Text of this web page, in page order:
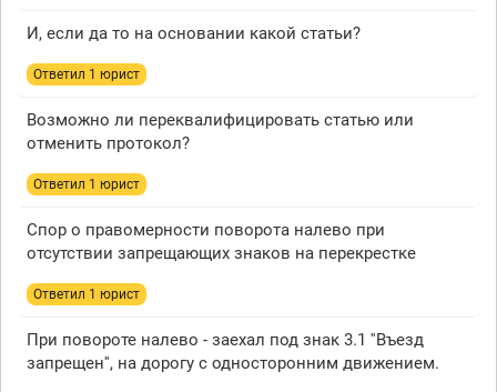
И, если да то на основании какой статьи?
Ответил 1 юрист
Возможно ли переквалифицировать статью или
отменить протокол?
Ответил 1 юрист
Спор о правомерности поворота налево при
отсутствии запрещающих знаков на перекрестке
Ответил 1 юрист
При повороте налево - заехал под знак 3.1 ''Въезд
запрещен'', на дорогу с односторонним движением.